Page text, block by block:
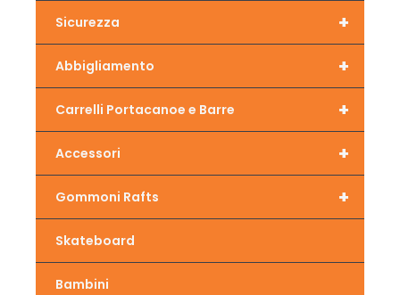
+
Sicurezza
+
Abbigliamento
+
Carrelli Portacanoe e Barre
+
Accessori
+
Gommoni Rafts
Skateboard
Bambini